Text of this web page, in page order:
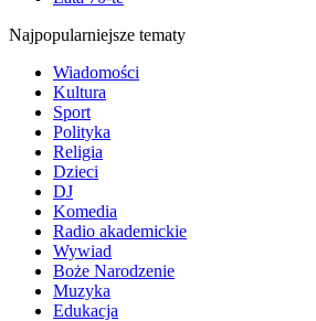
Najpopularniejsze tematy
Wiadomości
Kultura
Sport
Polityka
Religia
Dzieci
DJ
Komedia
Radio akademickie
Wywiad
Boże Narodzenie
Muzyka
Edukacja